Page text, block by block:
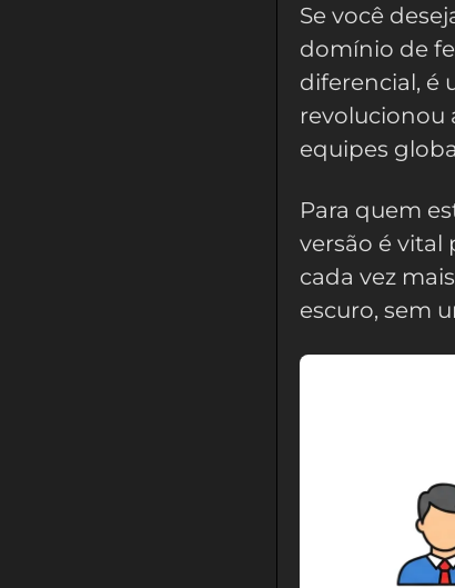
Se você
domínio de
diferencial, é
revolucionou
equipes
Para quem
versão é vital
cada vez
escuro, sem